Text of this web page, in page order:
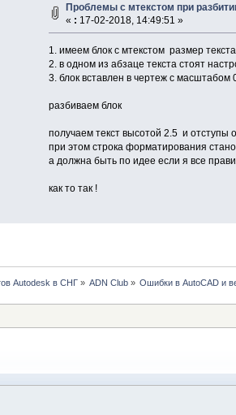
Проблемы с мтекстом при
« : 17-02-2018, 14:49:51 »
1. имеем блок с мтекстом размер
2. в одном из абзаце текста стоят
3. блок вставлен в чертеж с масштабом
разбиваем блок
получаем текст высотой 2.5 и отступы
при этом строка форматирования
а должна быть по идее если я все
как то так !
Autodesk в СНГ» ADN Club » Ошибки в AutoCAD и